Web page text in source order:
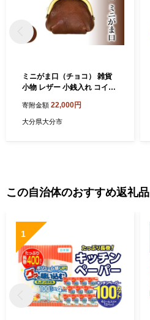
ミニがま口（チョコ） 雑貨
小物 レザー 小銭入れ コイン
布 贈答 本革 T06003-4
寄附金額 22,000円
大分県大分市
この自治体のおすすめ返礼品
1